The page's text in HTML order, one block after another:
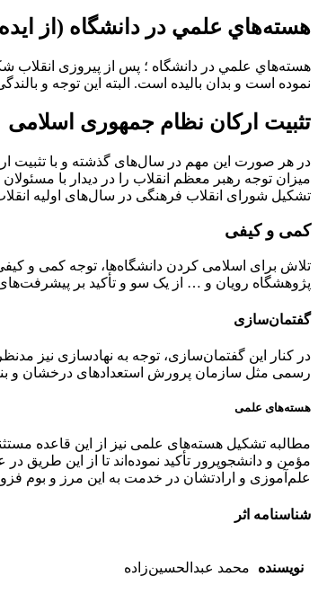
هسته‌هاي علمي در دانشگاه (از
هسته‌هاي علمي در دانشگاه ؛ پس از پیروزی انقلاب
نموده است و بدان بالیده است. البته این توجه و
تثبیت ارکان نظام جمهوری اسلامی
در هر صورت این مهم در سال‌های گذشته و با تثبیت
میزان توجه رهبر معظم انقلاب را در دیدار با
تشکیل شورای انقلاب فرهنگی در سال‌های اولیه
کمی و کیفی
تلاش برای اسلامی کردن دانشگاه‌ها، توجه کمی و
پژوهشگاه رویان و … از یک سو و تأکید بر
گفتمان‌سازی
در کنار این گفتمان‌سازی، توجه به نهادسازی نیز
رسمی مثل سازمان پرورش استعدادهای درخشان و
هسته‌های علمی
مطالبه تشکیل هسته‌های علمی نیز از این قاعده
مؤمن و دانشجو‌‌پرور تأکید نموده‌اند تا از این طریق
علم‌آموزی و ارادتشان در خدمت به این مرز و بوم
شناسنامه اثر
نویسنده محمد عبدالحسين‌زاده